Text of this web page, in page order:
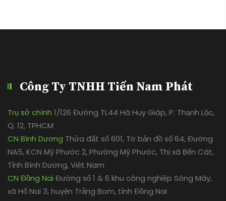
Trụ sở chính1/126 Đường TL44 Hà Huy Giáp, P. Thạnh Lộc,
Tỉnh Bình Dương, Việt Nam
CN Đồng Nai
Đường số 1 & 6 khu công nghiệp Sông Mây,
xã Hố Nai 3, huyện Trảng Bom, tỉnh Đồng Nai
CN Bình Dương
bản đồ số 14, đường DX02, tổ 7, khu phố 9, Phường Tân
Vĩnh Hiệp, Thị xã Tân Uyên, Tỉnh Bình Dương, Việt Nam
0934 052 089
info@tiennamphat.vn